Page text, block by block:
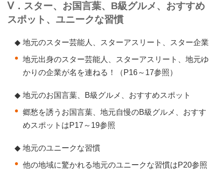
Ⅴ．スター、お国言葉、B級グルメ、おすすめ
スポット、ユニークな習慣
◆ 地元のスター芸能人、スターアスリート、スター企業
地元出身のスター芸能人、スターアスリート、地元ゆ
かりの企業が名を連ねる！（P16～17参照）
◆ 地元のお国言葉、B級グルメ、おすすめスポット
郷愁を誘うお国言葉、地元自慢のB級グルメ、おすす
めスポットはP17～19参照
◆ 地元のユニークな習慣
他の地域に驚かれる地元のユニークな習慣はP20参照